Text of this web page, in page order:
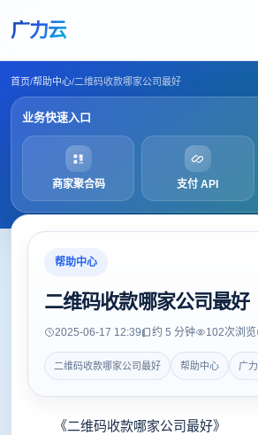
广力云
首页/帮助中心/二维码收款哪家公司最好
业务快速入口
商家聚合码 支付 API
帮助中心
二维码收款哪家公司最好
2025-06-17 12:39 约 5 分钟 102次浏览
二维码收款哪家公司最好 帮助中心 广
《二维码收款哪家公司最好》